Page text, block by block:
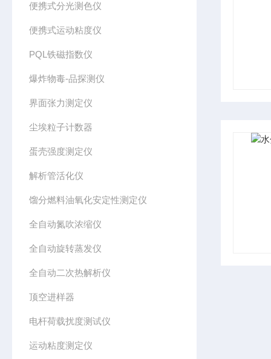
便携式分光测色仪
便携式运动粘度仪
PQL铁磁指数仪
爆炸物毒-品探测仪
界面张力测定仪
尘埃粒子计数器
蛋壳强度测定仪
解析管活化仪
馏分燃料油氧化安定性测定仪
全自动氮吹浓缩仪
全自动旋转蒸发仪
全自动二次热解析仪
顶空进样器
电杆荷载扰度测试仪
运动粘度测定仪